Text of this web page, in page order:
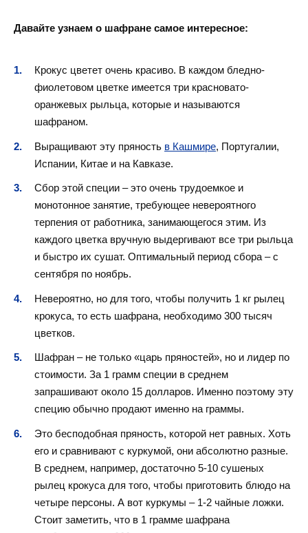
Давайте узнаем о шафране самое интересное:
Крокус цветет очень красиво. В каждом бледно-
фиолетовом цветке имеется три красновато-
оранжевых рыльца, которые и называются
шафраном.
Выращивают эту пряность в Кашмире, Португалии,
Испании, Китае и на Кавказе.
Сбор этой специи – это очень трудоемкое и
монотонное занятие, требующее невероятного
терпения от работника, занимающегося этим. Из
каждого цветка вручную выдергивают все три рыльца
и быстро их сушат. Оптимальный период сбора – с
сентября по ноябрь.
Невероятно, но для того, чтобы получить 1 кг рылец
крокуса, то есть шафрана, необходимо 300 тысяч
цветков.
Шафран – не только «царь пряностей», но и лидер по
стоимости. За 1 грамм специи в среднем
запрашивают около 15 долларов. Именно поэтому эту
специю обычно продают именно на граммы.
Это бесподобная пряность, которой нет равных. Хоть
его и сравнивают с куркумой, они абсолютно разные.
В среднем, например, достаточно 5-10 сушеных
рылец крокуса для того, чтобы приготовить блюдо на
четыре персоны. А вот куркумы – 1-2 чайные ложки.
Стоит заметить, что в 1 грамме шафрана